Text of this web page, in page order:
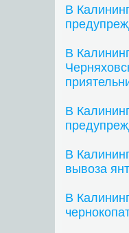
В
В
В
В
вывоза
В